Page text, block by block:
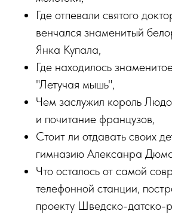
Где отпевали святого
венчался знаменитый
Янка Купала,
Где находилось
"Летучая мышь",
Чем заслужил король
и почитание французов,
Cтоит ли отдавать своих
гимназию Алексанра
Что осталось от самой
телефонной станции,
проекту Шведско-датско-